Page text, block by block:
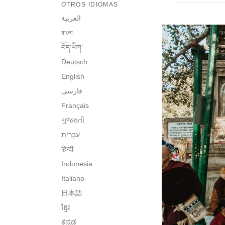
OTROS IDIOMAS
العربية
বাংলা
བོད་ཡིག་
Deutsch
English
فارسی
Français
ગુજરાતી
हिन्दी
Indonesia
Italiano
日本語
ខ្មែរ
ಕನ್ನಡ